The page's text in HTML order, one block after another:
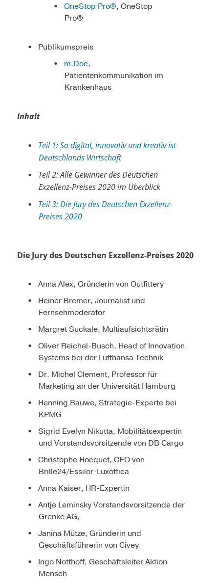
OneStop Pro®, OneStop
Pro®
Publikumspreis
m.Doc,
Patientenkommunikation im
Krankenhaus
Inhalt
Teil 1: So digital, innovativ und kreativ ist
Deutschlands Wirtschaft
Teil 2: Alle Gewinner des Deutschen
Exzellenz-Preises 2020 im Überblick
Teil 3: Die Jury des Deutschen Exzellenz-
Preises 2020
Die Jury des Deutschen Exzellenz-Preises 2020
Anna Alex, Gründerin von Outfittery
Heiner Bremer, Journalist und
Fernsehmoderator
Margret Suckale, Multiaufsichtsrätin
Oliver Reichel-Busch, Head of Innovation
Systems bei der Lufthansa Technik
Dr. Michel Clement, Professor für
Marketing an der Universität Hamburg
Henning Bauwe, Strategie-Experte bei
KPMG
Sigrid Evelyn Nikutta, Mobilitätsexpertin
und Vorstandsvorsitzende von DB Cargo
Christophe Hocquet, CEO von
Brille24/Essilor-Luxottica
Anna Kaiser, HR-Expertin
Antje Leminsky Vorstandsvorsitzende der
Grenke AG,
Janina Mütze, Gründerin und
Geschäftsführerin von Civey
Ingo Notthoff, Geschäftsleiter Aktion
Mensch